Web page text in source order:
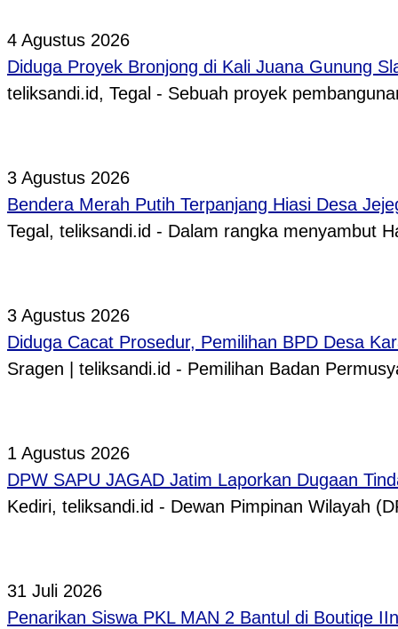
4 Agustus 2026
Diduga Proyek Bronjong di Kali Juana Gunung
teliksandi.id, Tegal - Sebuah proyek
3 Agustus 2026
Bendera Merah Putih Terpanjang Hiasi Desa
Tegal, teliksandi.id - Dalam rangka menyambut
3 Agustus 2026
Diduga Cacat Prosedur, Pemilihan BPD Desa
Sragen | teliksandi.id - Pemilihan Badan
1 Agustus 2026
DPW SAPU JAGAD Jatim Laporkan Dugaan
Kediri, teliksandi.id - Dewan Pimpinan Wilayah
31 Juli 2026
Penarikan Siswa PKL MAN 2 Bantul di Boutiqe